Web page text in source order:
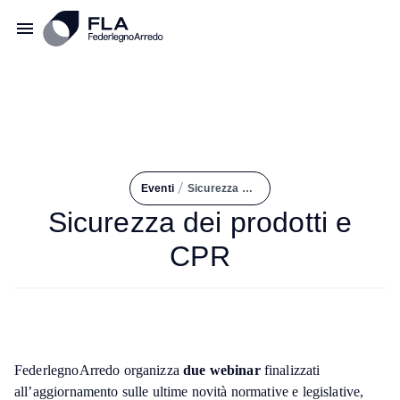
Eventi / Sicurezza Dei Prodotti e CPR
Sicurezza dei prodotti e
CPR
FederlegnoArredo organizzadue webinar finalizzati
all’aggiornamento sulle ultime novità normative e legislative,